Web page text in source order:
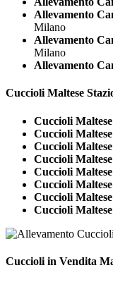
Allevamento
Milano
Allevamento
Milano
Allevamento
Cuccioli Maltese
Cuccioli
Cuccioli
Cuccioli
Cuccioli
Cuccioli
Cuccioli
Cuccioli
Cuccioli Maltese
Cuccioli in Vendita